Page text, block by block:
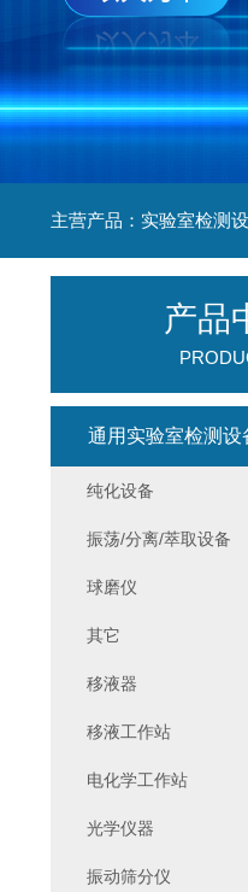
产品
通用实验室检测设
纯化设备
振荡/分离/萃取设备
球磨仪
其它
移液器
移液工作站
电化学工作站
光学仪器
振动筛分仪